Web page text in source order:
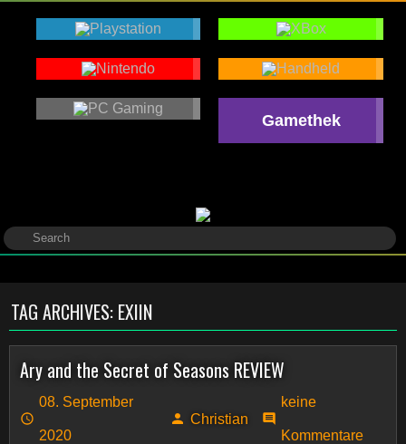
Gamethek
TAG ARCHIVES: EXIIN
Ary and the Secret of Seasons REVIEW
08. September
2020
Christian
keine
Kommentare